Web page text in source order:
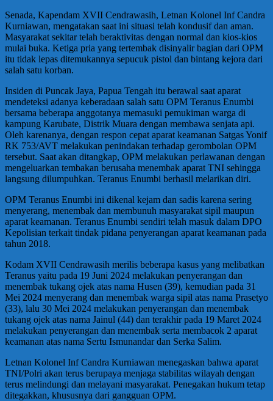
Senada, Kapendam XVII Cendrawasih, Letnan Kolonel Inf Candra
Kurniawan, mengatakan saat ini situasi telah kondusif dan aman.
Masyarakat sekitar telah beraktivitas dengan normal dan kios-kios
mulai buka. Ketiga pria yang tertembak disinyalir bagian dari OPM
itu tidak lepas ditemukannya sepucuk pistol dan bintang kejora dari
salah satu korban.
Insiden di Puncak Jaya, Papua Tengah itu berawal saat aparat
mendeteksi adanya keberadaan salah satu OPM Teranus Enumbi
bersama beberapa anggotanya memasuki pemukiman warga di
kampung Karubate, Distrik Muara dengan membawa senjata api.
Oleh karenanya, dengan respon cepat aparat keamanan Satgas Yonif
RK 753/AVT melakukan penindakan terhadap gerombolan OPM
tersebut. Saat akan ditangkap, OPM melakukan perlawanan dengan
mengeluarkan tembakan berusaha menembak aparat TNI sehingga
langsung dilumpuhkan. Teranus Enumbi berhasil melarikan diri.
OPM Teranus Enumbi ini dikenal kejam dan sadis karena sering
menyerang, menembak dan membunuh masyarakat sipil maupun
aparat keamanan. Teranus Enumbi sendiri telah masuk dalam DPO
Kepolisian terkait tindak pidana penyerangan aparat keamanan pada
tahun 2018.
Kodam XVII Cendrawasih merilis beberapa kasus yang melibatkan
Teranus yaitu pada 19 Juni 2024 melakukan penyerangan dan
menembak tukang ojek atas nama Husen (39), kemudian pada 31
Mei 2024 menyerang dan menembak warga sipil atas nama Prasetyo
(33), lalu 30 Mei 2024 melakukan penyerangan dan menembak
tukang ojek atas nama Jainul (44) dan terakhir pada 19 Maret 2024
melakukan penyerangan dan menembak serta membacok 2 aparat
keamanan atas nama Sertu Ismunandar dan Serka Salim.
Letnan Kolonel Inf Candra Kurniawan menegaskan bahwa aparat
TNI/Polri akan terus berupaya menjaga stabilitas wilayah dengan
terus melindungi dan melayani masyarakat. Penegakan hukum tetap
ditegakkan, khususnya dari gangguan OPM.